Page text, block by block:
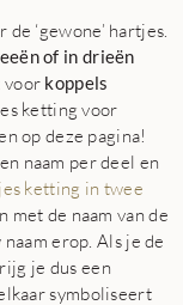
‘gewone’ hartjes.
of in drieën
voor koppels
ketting voor
op deze pagina!
naam per deel en
ketting in twee
met de naam van de
erop. Als je de
je dus een
symboliseert